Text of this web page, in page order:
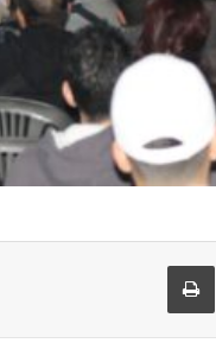
عبر البريد طباعة